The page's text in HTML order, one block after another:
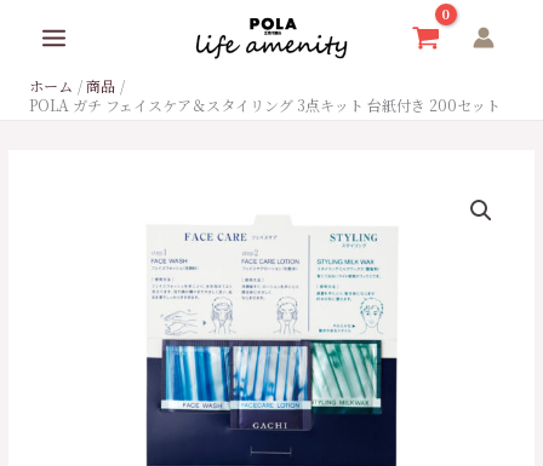
ホーム
商品
POLA ガチ フェイスケア＆スタイリング 3点キット 台紙付き 200セット